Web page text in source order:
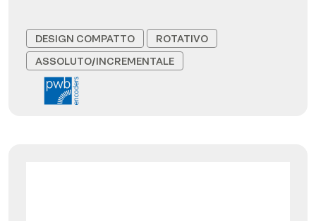
DESIGN COMPATTO
ROTATIVO
ASSOLUTO/INCREMENTALE